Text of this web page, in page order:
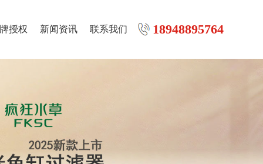
授权 新闻资讯 联系我们 18948895764